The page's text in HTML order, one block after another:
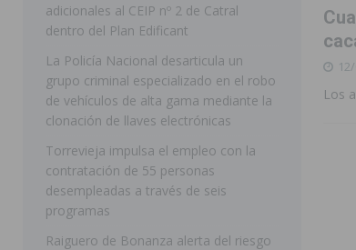
DOLORES
Los Montesinos refuerza
[ 07/08/2026 ] Orihuela cumple los
ORIHUELA
[ 07/08/2026 ]
Orihuela organiza un
Golf & Country Club
Los
adicionales al CEIP nº 2 de Catral
dentro del Plan Edificant
La Policía Nacional desarticula un
grupo criminal especializado en el robo
de vehículos de alta gama mediante la
clonación de llaves electrónicas
Torrevieja impulsa el empleo con la
contratación de 55 personas
desempleadas a través de seis
programas
Raiguero de Bonanza alerta del riesgo